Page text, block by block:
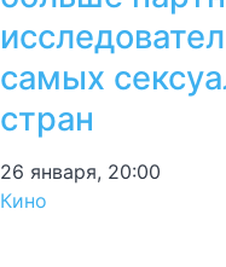
самых
стран
26 января, 20:00
Кино